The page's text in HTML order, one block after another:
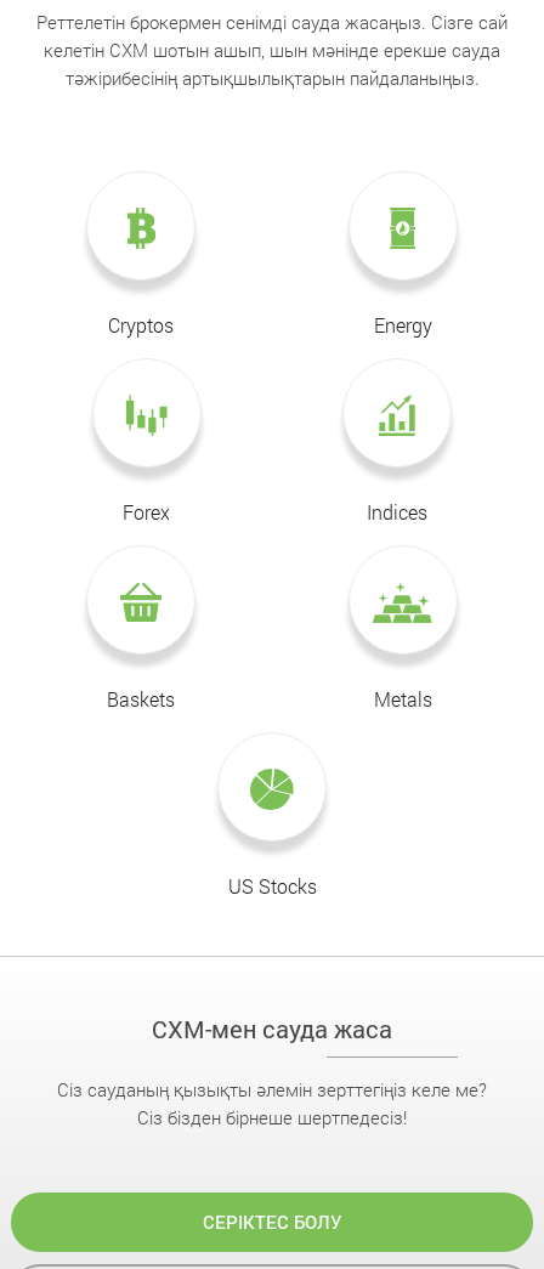
Реттелетін брокермен сенімді сауда жасаңыз. Сізге сай
келетін CXM шотын ашып, шын мәнінде ерекше сауда
тәжірибесінің артықшылықтарын пайдаланыңыз.
Cryptos Energy
Forex Indices
Baskets Metals
US Stocks
CXM-мен сауда жаса
Сіз сауданың қызықты әлемін зерттегіңіз келе ме?
Сіз бізден бірнеше шертпедесіз!
СЕРІКТЕС БОЛУ